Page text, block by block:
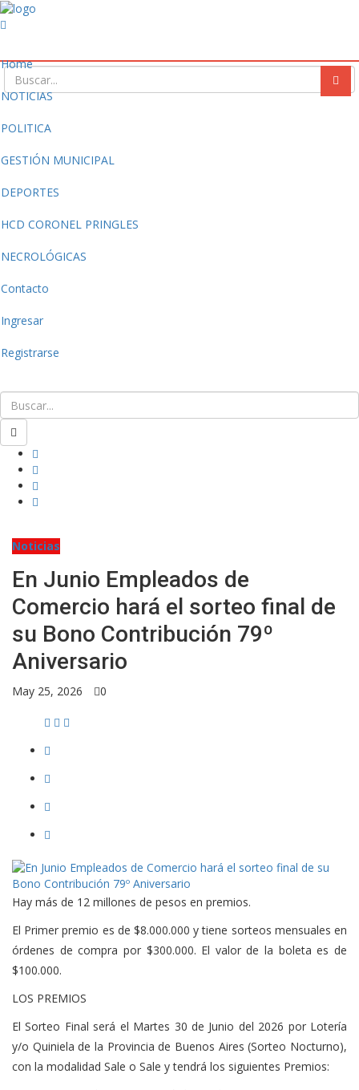
Home
NOTICIAS
POLITICA
GESTIÓN MUNICIPAL
DEPORTES
HCD CORONEL PRINGLES
NECROLÓGICAS
Contacto
Ingresar
Registrarse
Noticias
En Junio Empleados de
Comercio hará el sorteo final de
su Bono Contribución 79º
Aniversario
May 25, 2026 0
Hay más de 12 millones de pesos en premios.
El Primer premio es de $8.000.000 y tiene sorteos mensuales en
órdenes de compra por $300.000. El valor de la boleta es de
$100.000.
LOS PREMIOS
El Sorteo Final será el Martes 30 de Junio del 2026 por Lotería
y/o Quiniela de la Provincia de Buenos Aires (Sorteo Nocturno),
con la modalidad Sale o Sale y tendrá los siguientes Premios: